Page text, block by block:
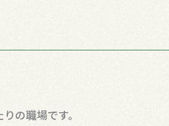
の職場です。